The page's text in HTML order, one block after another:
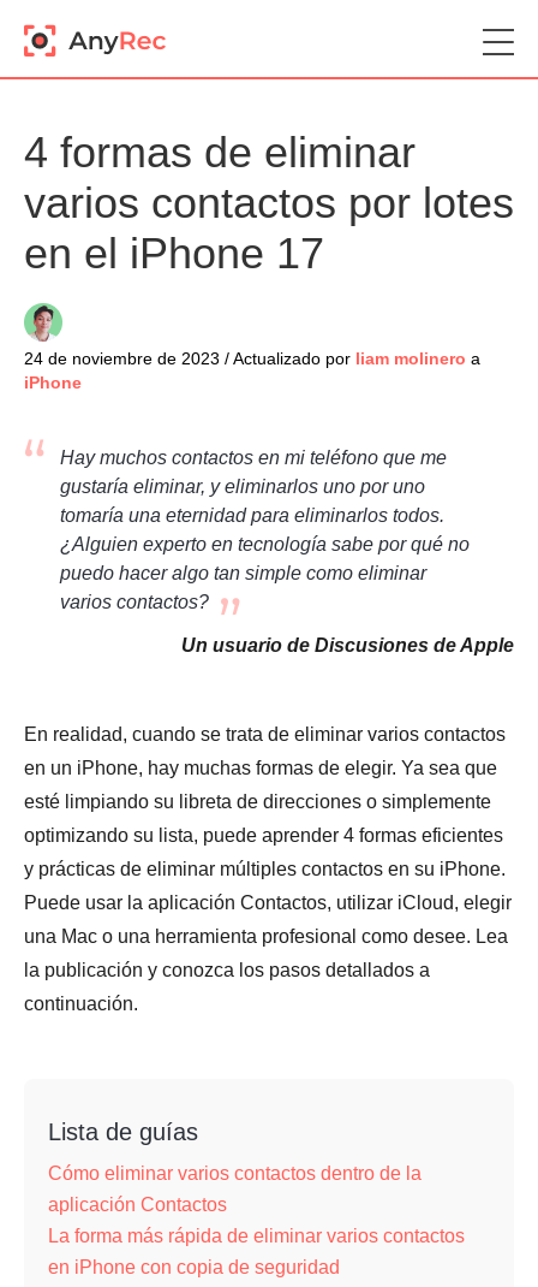
4 formas de eliminar
varios contactos por lotes
en el iPhone 17
24 de noviembre de 2023 / Actualizado por liam molinero a
iPhone
Hay muchos contactos en mi teléfono que me
gustaría eliminar, y eliminarlos uno por uno
tomaría una eternidad para eliminarlos todos.
¿Alguien experto en tecnología sabe por qué no
puedo hacer algo tan simple como eliminar
varios contactos?
Un usuario de Discusiones de Apple
En realidad, cuando se trata de eliminar varios contactos
en un iPhone, hay muchas formas de elegir. Ya sea que
esté limpiando su libreta de direcciones o simplemente
optimizando su lista, puede aprender 4 formas eficientes
y prácticas de eliminar múltiples contactos en su iPhone.
Puede usar la aplicación Contactos, utilizar iCloud, elegir
una Mac o una herramienta profesional como desee. Lea
la publicación y conozca los pasos detallados a
continuación.
Lista de guías
Cómo eliminar varios contactos dentro de la
aplicación Contactos
La forma más rápida de eliminar varios contactos
en iPhone con copia de seguridad